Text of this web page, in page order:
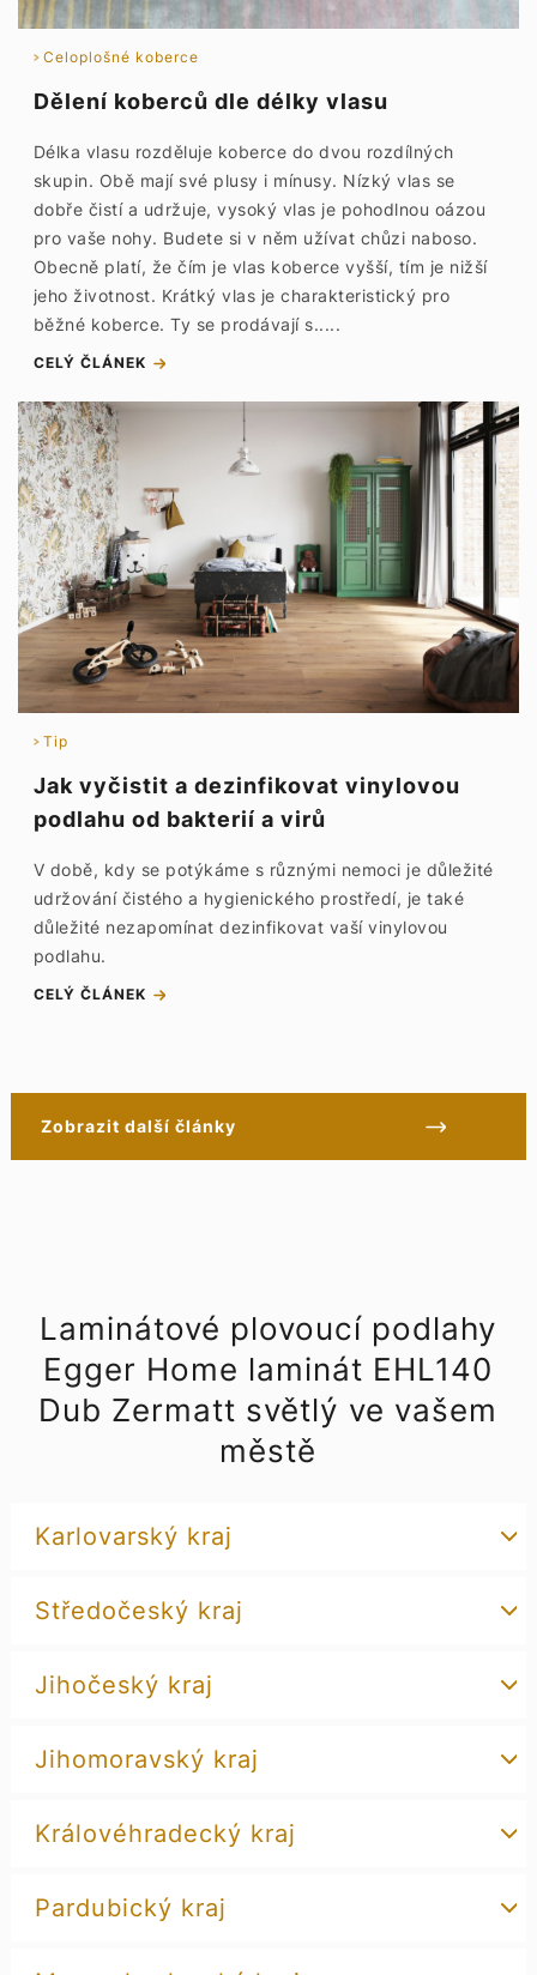
Celoplošné koberce
Dělení koberců dle délky vlasu
Délka vlasu rozděluje koberce do dvou rozdílných
skupin. Obě mají své plusy i mínusy. Nízký vlas se
dobře čistí a udržuje, vysoký vlas je pohodlnou oázou
pro vaše nohy. Budete si v něm užívat chůzi naboso.
Obecně platí, že čím je vlas koberce vyšší, tím je nižší
jeho životnost. Krátký vlas je charakteristický pro
běžné koberce. Ty se prodávají s.....
CELÝ ČLÁNEK
Tip
Jak vyčistit a dezinfikovat vinylovou
podlahu od bakterií a virů
V době, kdy se potýkáme s různými nemoci je důležité
udržování čistého a hygienického prostředí, je také
důležité nezapomínat dezinfikovat vaší vinylovou
podlahu.
CELÝ ČLÁNEK
Zobrazit další články
Laminátové plovoucí podlahy
Egger Home laminát EHL140
Dub Zermatt světlý ve vašem
městě
Karlovarský kraj
Středočeský kraj
Jihočeský kraj
Jihomoravský kraj
Královéhradecký kraj
Pardubický kraj